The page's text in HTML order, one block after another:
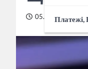
Платежі,
05.02.2026